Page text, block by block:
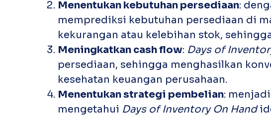
Menentukan kebutuhan persediaan:
memprediksi kebutuhan persediaan di
kekurangan atau kelebihan stok,
Meningkatkan cash flow: Days of
persediaan, sehingga menghasilkan
kesehatan keuangan perusahaan.
Menentukan strategi pembelian:
mengetahui Days of Inventory On Hand